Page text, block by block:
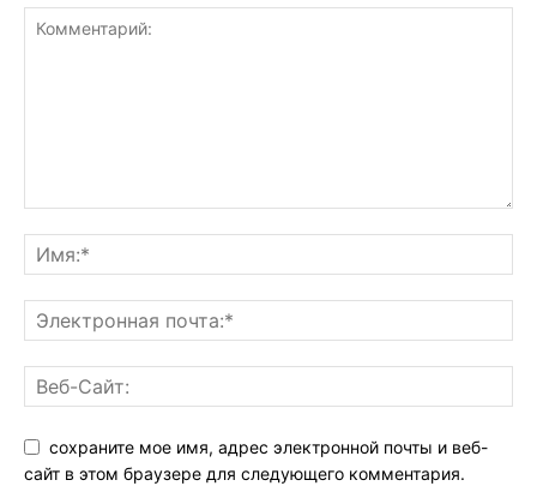
сохраните мое имя, адрес электронной почты и веб-
сайт в этом браузере для следующего комментария.